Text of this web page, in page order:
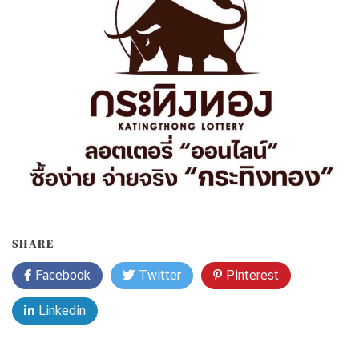
SHARE
Facebook Twitter Pinterest
Linkedin